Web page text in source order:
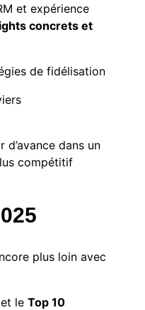
et expérience
concrets et
de fidélisation
d’avance dans un
compétitif
plus loin avec
et le Top 10